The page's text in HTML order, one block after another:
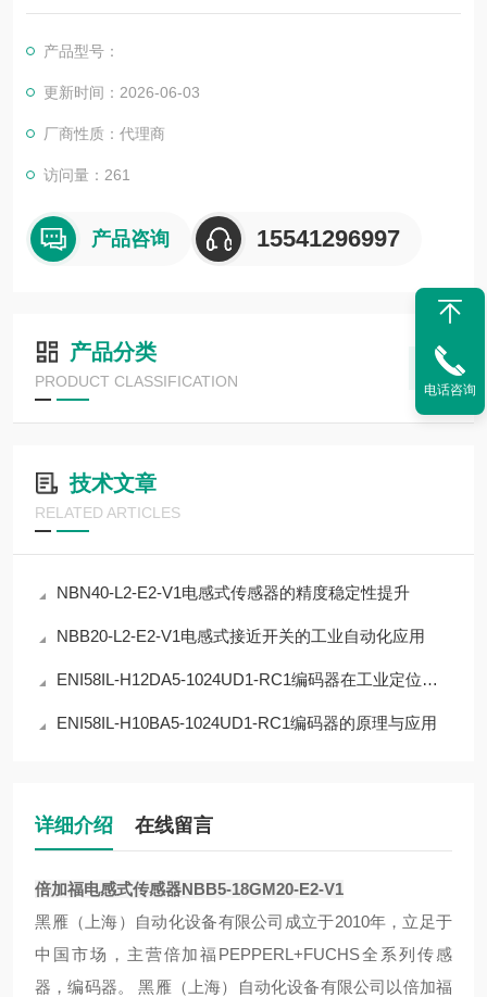
化控制系统及其装置的研究与服务，不但可以独立承包工程项
代化电控设备。
服务行业涉及冶金、石油、化工、纺织、食品、电力、环保、印
倍加福电感式传感器NBB5-18GM20-E2-V1
产品型号：
更新时间：2026-06-03
厂商性质：代理商
访问量：261
产品咨询 15541296997
产品分类
PRODUCT CLASSIFICATION
技术文章
RELATED ARTICLES
NBN40-L2-E2-V1电感式传感器的精度稳定性提升
NBB20-L2-E2-V1电感式接近开关的工业自动化应用
ENI58IL-H12DA5-1024UD1-RC1编码器在工业定位中的应用
ENI58IL-H10BA5-1024UD1-RC1编码器的原理与应用
详细介绍 在线留言
倍加福电感式传感器NBB5-18GM20-E2-V1
‌黑雁（上海）自动化设备有限公司成立于2010年，立足于
中国市场，主营倍加福PEPPERL+FUCHS全系列传感
器，编码器。 黑雁（上海）自动化设备有限公司以倍加福
电话咨询